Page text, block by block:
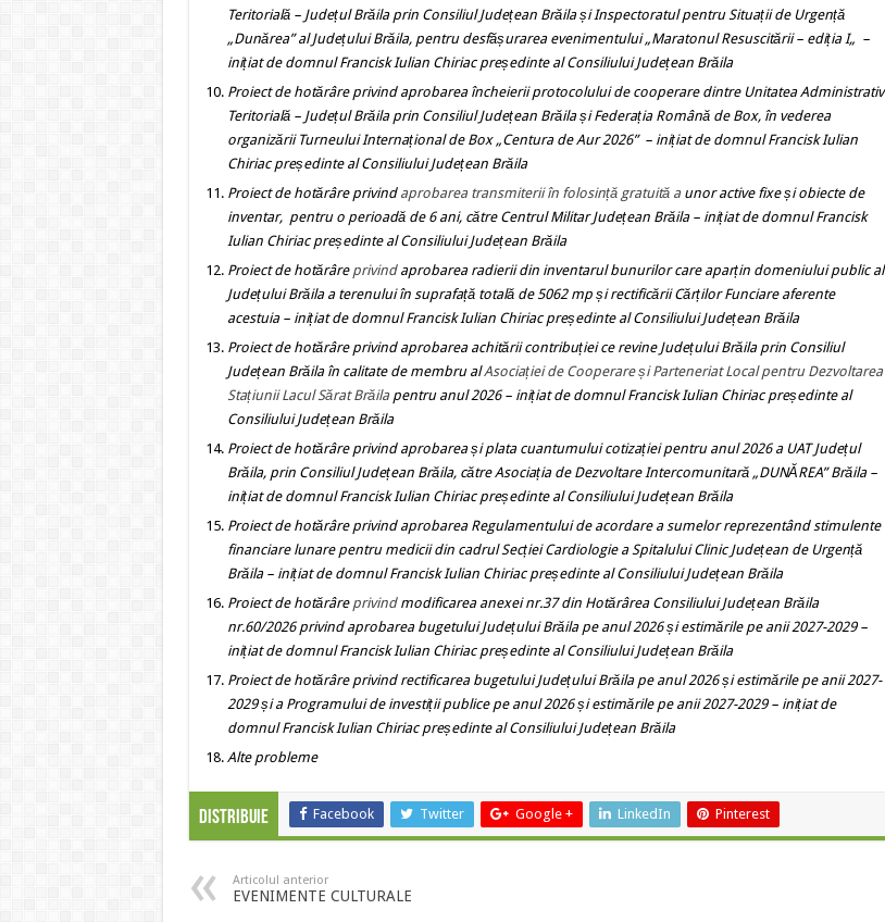
Teritorială – Județul Brăila prin Consiliul Județean Brăila și Inspectoratul pentru Situații de Urgență
„Dunărea” al Județului Brăila, pentru desfășurarea evenimentului „Maratonul Resuscitării – ediția I„ –
inițiat de domnul Francisk Iulian Chiriac președinte al Consiliului Județean Brăila
Proiect de hotărâre privind aprobarea încheierii protocolului de cooperare dintre Unitatea Administrativ
Teritorială – Județul Brăila prin Consiliul Județean Brăila și Federația Română de Box, în vederea
organizării Turneului Internațional de Box „Centura de Aur 2026” – inițiat de domnul Francisk Iulian
Chiriac președinte al Consiliului Județean Brăila
Proiect de hotărâre privind aprobarea transmiterii în folosință gratuită a unor active fixe și obiecte de
inventar, pentru o perioadă de 6 ani, către Centrul Militar Județean Brăila – inițiat de domnul Francisk
Iulian Chiriac președinte al Consiliului Județean Brăila
Proiect de hotărâre privind aprobarea radierii din inventarul bunurilor care aparțin domeniului public al
Județului Brăila a terenului în suprafață totală de 5062 mp și rectificării Cărților Funciare aferente
acestuia – inițiat de domnul Francisk Iulian Chiriac președinte al Consiliului Județean Brăila
Proiect de hotărâre privind aprobarea achitării contribuției ce revine Județului Brăila prin Consiliul
Județean Brăila în calitate de membru alAsociației de Cooperare și Parteneriat Local pentru Dezvoltarea
Stațiunii Lacul Sărat Brăila pentru anul 2026 – inițiat de domnul Francisk Iulian Chiriac președinte al
Consiliului Județean Brăila
Proiect de hotărâre privind aprobarea și plata cuantumului cotizației pentru anul 2026 a UAT Județul
Brăila, prin Consiliul Județean Brăila, către Asociația de Dezvoltare Intercomunitară „DUNĂREA” Brăila –
inițiat de domnul Francisk Iulian Chiriac președinte al Consiliului Județean Brăila
Proiect de hotărâre privind aprobarea Regulamentului de acordare a sumelor reprezentând stimulente
financiare lunare pentru medicii din cadrul Secției Cardiologie a Spitalului Clinic Județean de Urgență
Brăila – inițiat de domnul Francisk Iulian Chiriac președinte al Consiliului Județean Brăila
Proiect de hotărâre privind modificarea anexei nr.37 din Hotărârea Consiliului Județean Brăila
nr.60/2026 privind aprobarea bugetului Județului Brăila pe anul 2026 și estimările pe anii 2027-2029 –
inițiat de domnul Francisk Iulian Chiriac președinte al Consiliului Județean Brăila
Proiect de hotărâre privind rectificarea bugetului Județului Brăila pe anul 2026 și estimările pe anii 2027-
2029 și a Programului de investiții publice pe anul 2026 și estimările pe anii 2027-2029 – inițiat de
domnul Francisk Iulian Chiriac președinte al Consiliului Județean Brăila
Alte probleme
Distribuie Facebook Twitter Google + LinkedIn Pinterest
Articolul anterior
EVENIMENTE CULTURALE